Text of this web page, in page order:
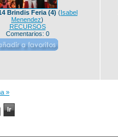
Brindis Feria (4) (Isabel
Menendez)
RECURSOS
Comentarios: 0
»